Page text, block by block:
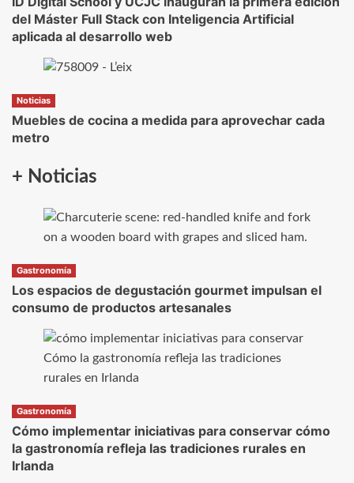
del Máster Full Stack con Inteligencia Artificial
aplicada al desarrollo web
Noticias
Muebles de cocina a medida para aprovechar cada
metro
+ Noticias
Gastronomía
Los espacios de degustación gourmet impulsan el
consumo de productos artesanales
Gastronomía
Cómo implementar iniciativas para conservar cómo
la gastronomía refleja las tradiciones rurales en
Irlanda